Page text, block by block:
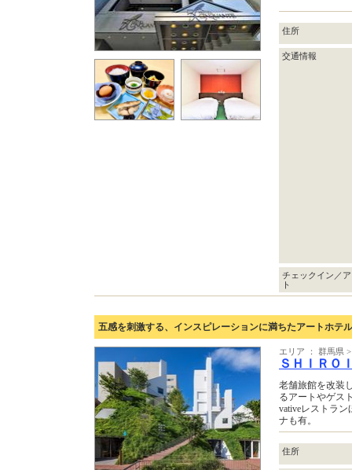
住所
交通情報
チェックイン／
ト
五感を刺激する、インスピレーションに満ちたアートホテル
エリア ： 群馬県
ＳＨＩＲＯ
老舗旅館を改装
るアートやゲス
vativeレストラ
ナも有。
住所